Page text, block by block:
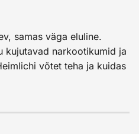
samas väga eluline.
kujutavad narkootikumid ja
võtet teha ja kuidas